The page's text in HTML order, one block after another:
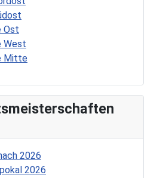
Ost
West
Mitte
2026
2026